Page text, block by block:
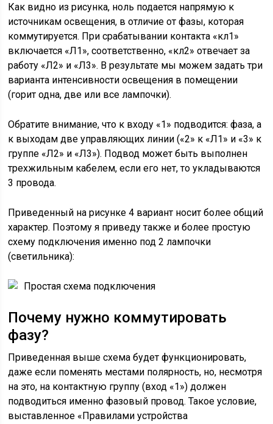
Как видно из рисунка, ноль подается напрямую к
источникам освещения, в отличие от фазы, которая
коммутируется. При срабатывании контакта «кл1»
включается «Л1», соответственно, «кл2» отвечает за
работу «Л2» и «Л3». В результате мы можем задать три
варианта интенсивности освещения в помещении
(горит одна, две или все лампочки).
Обратите внимание, что к входу «1» подводится: фаза, а
к выходам две управляющих линии («2» к «Л1» и «3» к
группе «Л2» и «Л3»). Подвод может быть выполнен
трехжильным кабелем, если его нет, то укладываются
3 провода.
Приведенный на рисунке 4 вариант носит более общий
характер. Поэтому я приведу также и более простую
схему подключения именно под 2 лампочки
(светильника):
Простая схема подключения
Почему нужно коммутировать
фазу?
Приведенная выше схема будет функционировать,
даже если поменять местами полярность, но, несмотря
на это, на контактную группу (вход «1») должен
подводиться именно фазовый провод. Такое условие,
выставленное «Правилами устройства